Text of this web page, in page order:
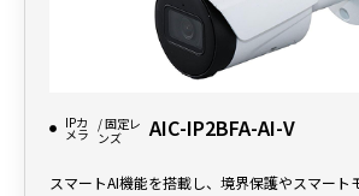
IPカ
メラ
/ 固定レ
ンズ
AIC-IP2BFA-AI-V
スマートAI機能を搭載し、境界保護やスマート